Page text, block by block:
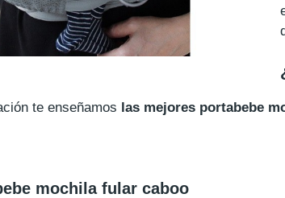
te enseñamos las mejores portabebe
mochila fular caboo